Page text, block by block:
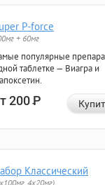
P-force
+ 60мг
популярные
таблетке — Виагра и
200Р
Классический
4x20мг)